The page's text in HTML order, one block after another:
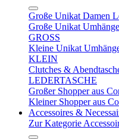
Große Unikat Damen
Große Unikat
GROSS
Kleine Unikat
KLEIN
Clutches &
LEDERTASCHE
Großer Shopper aus
Kleiner Shopper aus
Accessoires &
Zur Kategorie